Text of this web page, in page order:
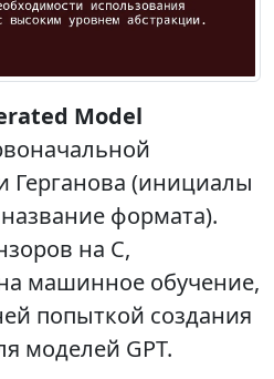
Model
Герганова (инициалы
формата).
на C,
машинное обучение,
попыткой создания
моделей GPT.